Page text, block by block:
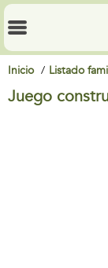
Inicio Listado
Juego